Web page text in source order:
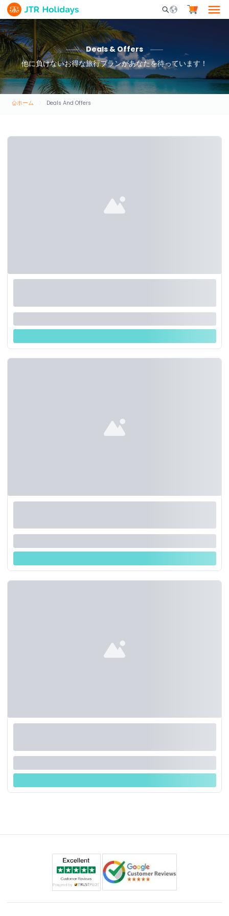
Mobile Search
Deals & Offers
他に負けないお得な旅行プランがあなたを待っています！
ホーム Deals And Offers